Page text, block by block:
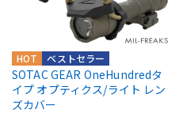
ベストセラー
HOT
SOTAC GEAR OneHundredタ
イプ オプティクス/ライト レン
ズカバー